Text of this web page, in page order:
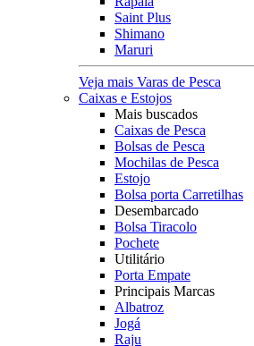
Saint Plus
Shimano
Maruri
Veja mais Varas de Pesca
Caixas e Estojos
Mais buscados
Caixas de Pesca
Bolsas de Pesca
Mochilas de Pesca
Estojo
Bolsa porta Carretilhas
Desembarcado
Bolsa Tiracolo
Pochete
Utilitário
Porta Empate
Principais Marcas
Albatroz
Jogá
Raju